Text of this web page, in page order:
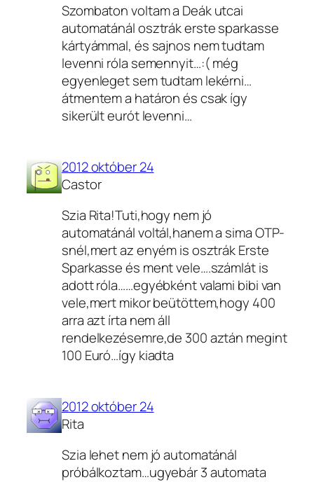
Szombaton voltam a Deák utcai
automatánál osztrák erste sparkasse
kártyámmal, és sajnos nem tudtam
levenni róla semennyit…:( még
egyenleget sem tudtam lekérni…
átmentem a határon és csak így
sikerült eurót levenni…
2012 október 24
Castor
Szia Rita!Tuti,hogy nem jó
automatánál voltál,hanem a sima OTP-
snél,mert az enyém is osztrák Erste
Sparkasse és ment vele….számlát is
adott róla……egyébként valami bibi van
vele,mert mikor beütöttem,hogy 400
arra azt írta nem áll
rendelkezésemre,de 300 aztán megint
100 Euró…így kiadta
2012 október 24
Rita
Szia lehet nem jó automatánál
próbálkoztam…ugyebár 3 automata